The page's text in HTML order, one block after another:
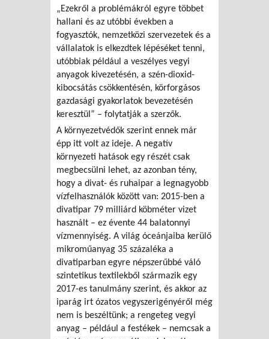
„Ezekről a problémákról egyre többet
hallani és az utóbbi években a
fogyasztók, nemzetközi szervezetek és a
vállalatok is elkezdtek lépéséket tenni,
utóbbiak például a veszélyes vegyi
anyagok kivezetésén, a szén-dioxid-
kibocsátás csökkentésén, körforgásos
gazdasági gyakorlatok bevezetésén
keresztül” – folytatják a szerzők.
A környezetvédők szerint ennek már
épp itt volt az ideje. A negatív
környezeti hatások egy részét csak
megbecsülni lehet, az azonban tény,
hogy a divat- és ruhaipar a legnagyobb
vízfelhasználók között van: 2015-ben a
divatipar 79 milliárd köbméter vizet
használt – ez évente 44 balatonnyi
vízmennyiség. A világ óceánjaiba kerülő
mikroműanyag 35 százaléka a
divatiparban egyre népszerűbbé váló
szintetikus textilekből származik egy
2017-es tanulmány szerint, és akkor az
iparág irt ózatos vegyszerigényéről még
nem is beszéltünk; a rengeteg vegyi
anyag – például a festékek – nemcsak a